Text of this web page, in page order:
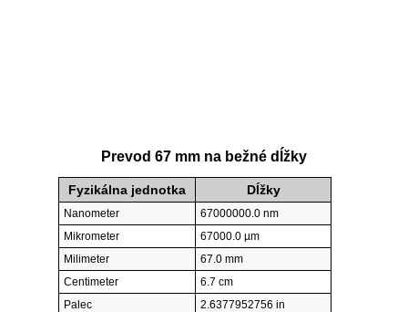
Prevod 67 mm na bežné dĺžky
Fyzikálna jednotka Dĺžky
Nanometer
67000000.0 nm
Mikrometer
67000.0 µm
Milimeter
67.0 mm
Centimeter
6.7 cm
Palec
2.6377952756 in